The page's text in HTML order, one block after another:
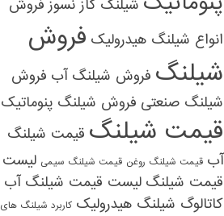
شیلنگ گاز نسوز فروش
انواع شیلنگ هیدرولیک فروش
شیلنگ فروش شیلنگ آب فروش
شیلنگ صنعتی فروش شیلنگ پنوماتیک
قیمت شیلنگ قیمت شیلنگ
آب قیمت شیلنگ روغن قیمت شیلنگ سیمی لیست
قیمت شیلنگ لیست قیمت شیلنگ آب
کاتالوگ شیلنگ هیدرولیک کاربرد شیلنگ های